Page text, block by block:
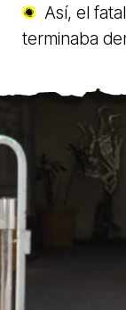
Así, el
terminaba